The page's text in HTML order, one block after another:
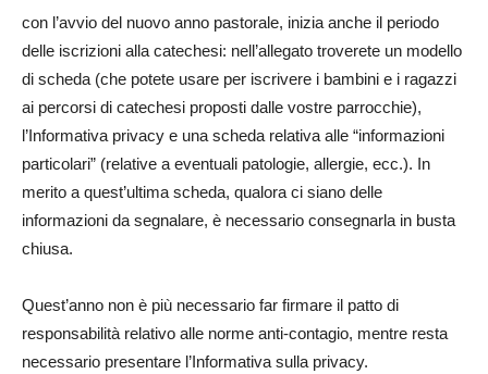
con l’avvio del nuovo anno pastorale, inizia anche il periodo
delle iscrizioni alla catechesi: nell’allegato troverete un modello
di scheda (che potete usare per iscrivere i bambini e i ragazzi
ai percorsi di catechesi proposti dalle vostre parrocchie),
l’Informativa privacy e una scheda relativa alle “informazioni
particolari” (relative a eventuali patologie, allergie, ecc.). In
merito a quest’ultima scheda, qualora ci siano delle
informazioni da segnalare, è necessario consegnarla in busta
chiusa.
Quest’anno non è più necessario far firmare il patto di
responsabilità relativo alle norme anti-contagio, mentre resta
necessario presentare l’Informativa sulla privacy.